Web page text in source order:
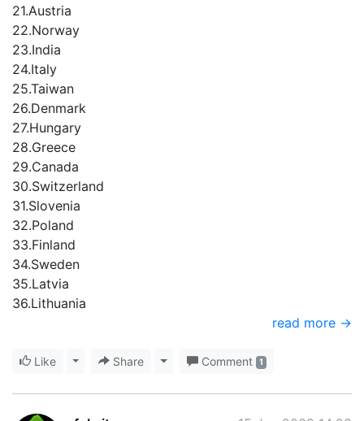
21.Austria
22.Norway
23.India
24.Italy
25.Taiwan
26.Denmark
27.Hungary
28.Greece
29.Canada
30.Switzerland
31.Slovenia
32.Poland
33.Finland
34.Sweden
35.Latvia
36.Lithuania
read more →
Like Toggle Dropdown
Share Toggle Dropdown
Comment 1